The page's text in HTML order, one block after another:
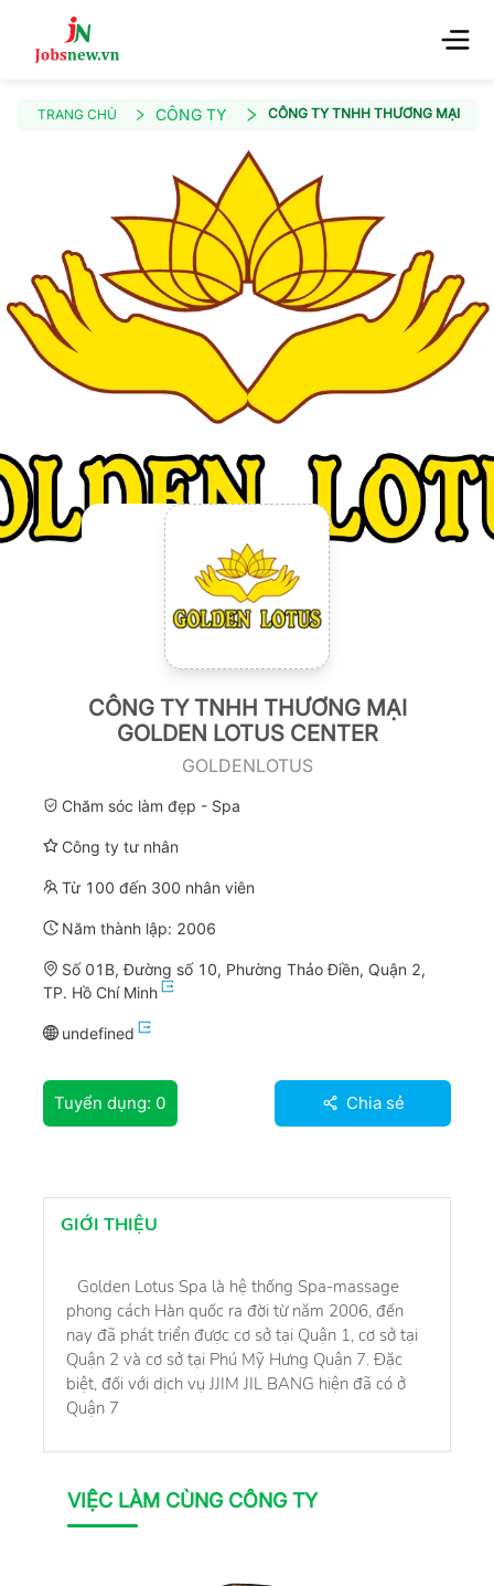
TRANG CHỦ CÔNG TY CÔNG TY TNHH THƯƠNG MẠI
CÔNG TY TNHH THƯƠNG MẠI
GOLDEN LOTUS CENTER
GOLDENLOTUS
Chăm sóc làm đẹp - Spa
Công ty tư nhân
Từ 100 đến 300 nhân viên
Năm thành lập: 2006
Số 01B, Đường số 10, Phường Thảo Điền, Quận 2,
TP. Hồ Chí Minh
undefined
Tuyển dụng: 0 Chia sẻ
GIỚI THIỆU
Golden Lotus Spa là hệ thống Spa-massage
phong cách Hàn quốc ra đời từ năm 2006, đến
nay đã phát triển được cơ sở tại Quận 1, cơ sở tại
Quận 2 và cơ sở tại Phú Mỹ Hưng Quận 7. Đặc
biệt, đối với dịch vụ JJIM JIL BANG hiện đã có ở
Quận 7
VIỆC LÀM CÙNG CÔNG TY